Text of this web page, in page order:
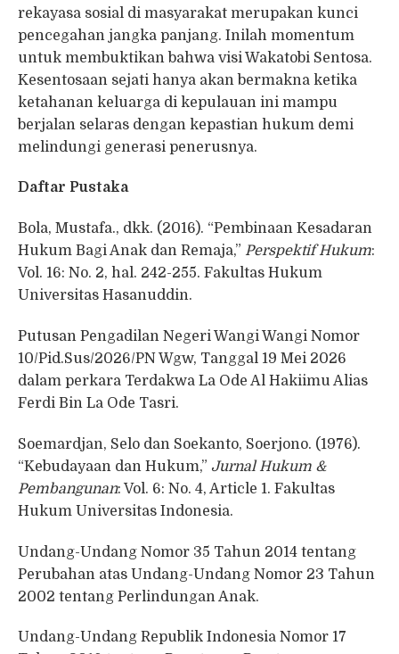
rekayasa sosial di masyarakat merupakan kunci
pencegahan jangka panjang. Inilah momentum
untuk membuktikan bahwa visi Wakatobi Sentosa.
Kesentosaan sejati hanya akan bermakna ketika
ketahanan keluarga di kepulauan ini mampu
berjalan selaras dengan kepastian hukum demi
melindungi generasi penerusnya.
Daftar Pustaka
Bola, Mustafa., dkk. (2016). “Pembinaan Kesadaran
Hukum Bagi Anak dan Remaja,” Perspektif Hukum:
Vol. 16: No. 2, hal. 242-255. Fakultas Hukum
Universitas Hasanuddin.
Putusan Pengadilan Negeri Wangi Wangi Nomor
10/Pid.Sus/2026/PN Wgw, Tanggal 19 Mei 2026
dalam perkara Terdakwa La Ode Al Hakiimu Alias
Ferdi Bin La Ode Tasri.
Soemardjan, Selo dan Soekanto, Soerjono. (1976).
“Kebudayaan dan Hukum,” Jurnal Hukum &
Pembangunan: Vol. 6: No. 4, Article 1. Fakultas
Hukum Universitas Indonesia.
Undang-Undang Nomor 35 Tahun 2014 tentang
Perubahan atas Undang-Undang Nomor 23 Tahun
2002 tentang Perlindungan Anak.
Undang-Undang Republik Indonesia Nomor 17